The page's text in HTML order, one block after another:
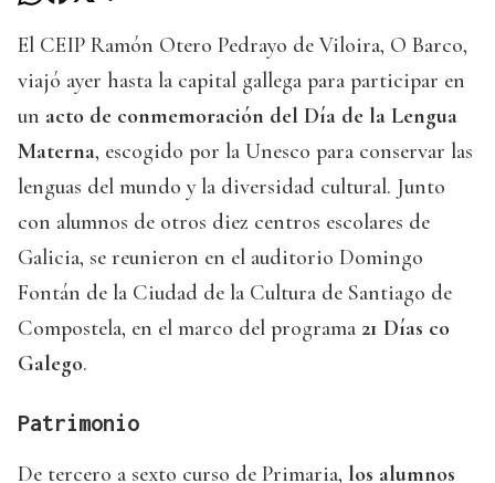
El CEIP Ramón Otero Pedrayo de Viloira, O Barco,
viajó ayer hasta la capital gallega para participar en
un acto de conmemoración del Día de la Lengua
Materna, escogido por la Unesco para conservar las
lenguas del mundo y la diversidad cultural. Junto
con alumnos de otros diez centros escolares de
Galicia, se reunieron en el auditorio Domingo
Fontán de la Ciudad de la Cultura de Santiago de
Compostela, en el marco del programa 21 Días co
Galego.
Patrimonio
De tercero a sexto curso de Primaria, los alumnos